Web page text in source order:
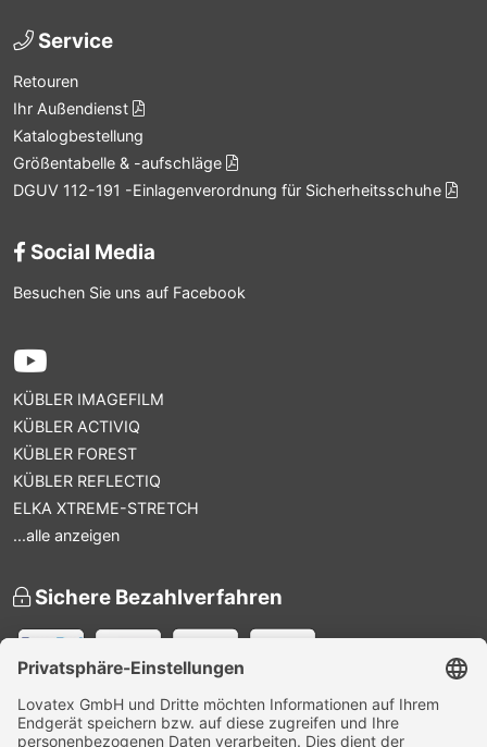
Service
Retouren
Ihr Außendienst
Katalogbestellung
Größentabelle & -aufschläge
DGUV 112-191 -Einlagenverordnung für Sicherheitsschuhe
Social Media
Besuchen Sie uns auf Facebook
KÜBLER IMAGEFILM
KÜBLER ACTIVIQ
KÜBLER FOREST
KÜBLER REFLECTIQ
ELKA XTREME-STRETCH
...alle anzeigen
Sichere Bezahlverfahren
Versandpartner